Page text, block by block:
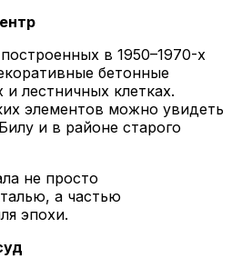
в 1950–1970-х
бетонные
лестничных клетках.
элементов можно увидеть
и в районе старого
не просто
а частью
эпохи.